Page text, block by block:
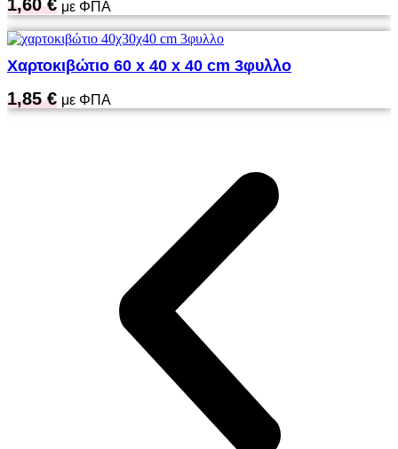
1,60€ με ΦΠΑ
Χαρτοκιβώτιο 60 x 40 x 40 cm 3φυλλο
1,85€ με ΦΠΑ